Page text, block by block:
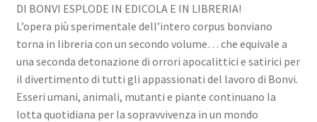
DI BONVI ESPLODE IN EDICOLA E IN LIBRERIA!
L’opera più sperimentale dell’intero corpus bonviano
torna in libreria con un secondo volume… che equivale a
una seconda detonazione di orrori apocalittici e satirici per
il divertimento di tutti gli appassionati del lavoro di Bonvi.
Esseri umani, animali, mutanti e piante continuano la
lotta quotidiana per la sopravvivenza in un mondo